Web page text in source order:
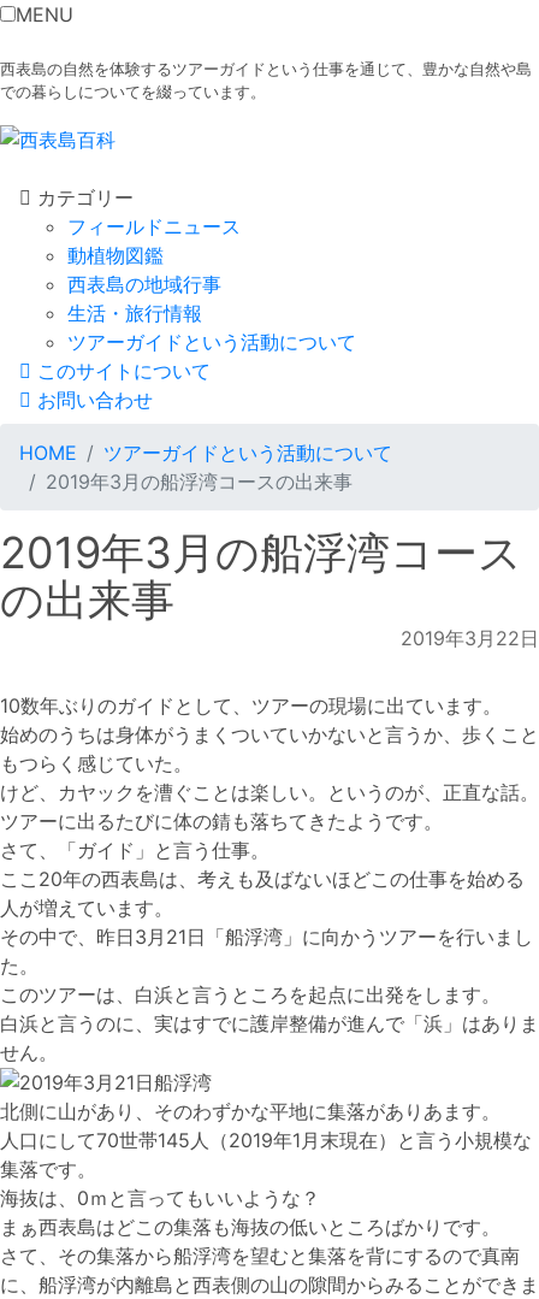
MENU
西表島の自然を体験するツアーガイドという仕事を通じて、豊かな自然や島
での暮らしについてを綴っています。
カテゴリー
フィールドニュース
動植物図鑑
西表島の地域行事
生活・旅行情報
ツアーガイドという活動について
このサイトについて
お問い合わせ
HOME
ツアーガイドという活動について
2019年3月の船浮湾コースの出来事
2019年3月の船浮湾コース
の出来事
2019年3月22日
10数年ぶりのガイドとして、ツアーの現場に出ています。
始めのうちは身体がうまくついていかないと言うか、歩くこと
もつらく感じていた。
けど、カヤックを漕ぐことは楽しい。というのが、正直な話。
ツアーに出るたびに体の錆も落ちてきたようです。
さて、「ガイド」と言う仕事。
ここ20年の西表島は、考えも及ばないほどこの仕事を始める
人が増えています。
その中で、昨日3月21日「船浮湾」に向かうツアーを行いまし
た。
このツアーは、白浜と言うところを起点に出発をします。
白浜と言うのに、実はすでに護岸整備が進んで「浜」はありま
せん。
北側に山があり、そのわずかな平地に集落がありあます。
人口にして70世帯145人（2019年1月末現在）と言う小規模な
集落です。
海抜は、0ｍと言ってもいいような？
まぁ西表島はどこの集落も海抜の低いところばかりです。
さて、その集落から船浮湾を望むと集落を背にするので真南
に、船浮湾が内離島と西表側の山の隙間からみることができま